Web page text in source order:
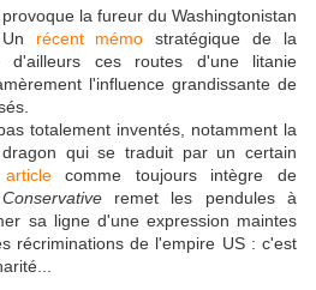
la fureur du Washingtonistan
récent mémo stratégique de la
d'ailleurs ces routes d'une litanie
l'influence grandissante de
totalement inventés, notamment la
qui se traduit par un certain
comme toujours intègre de
remet les pendules à
sa ligne d'une expression maintes
récriminations de l'empire US : c'est